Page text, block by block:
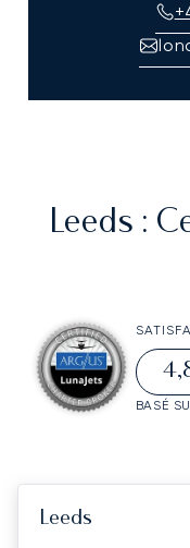
Leeds :
BASÉ
Leeds